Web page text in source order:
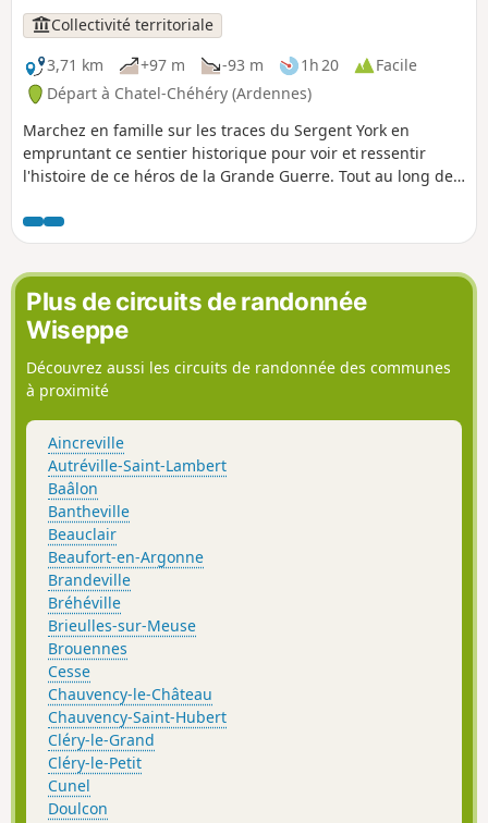
Collectivité territoriale
3,71 km
+97 m -93 m 1h 20
Facile
Départ à Chatel-Chéhéry (Ardennes)
Marchez en famille sur les traces du Sergent York en
empruntant ce sentier historique pour voir et ressentir
l'histoire de ce héros de la Grande Guerre. Tout au long de
irez de panneau d'informations en panneau d'informations
pour découvrir les principales positions où se sont déroulés
les actes héroïques de York qui sauvèrent le bataillon de
l'anéantissement et conduisirent au retrait allemand de la
Forêt d'Argonne.
Plus de circuits de randonnée
Wiseppe
Découvrez aussi les circuits de randonnée des communes
à proximité
Aincreville
Autréville-Saint-Lambert
Baâlon
Bantheville
Beauclair
Beaufort-en-Argonne
Brandeville
Bréhéville
Brieulles-sur-Meuse
Brouennes
Cesse
Chauvency-le-Château
Chauvency-Saint-Hubert
Cléry-le-Grand
Cléry-le-Petit
Cunel
Doulcon